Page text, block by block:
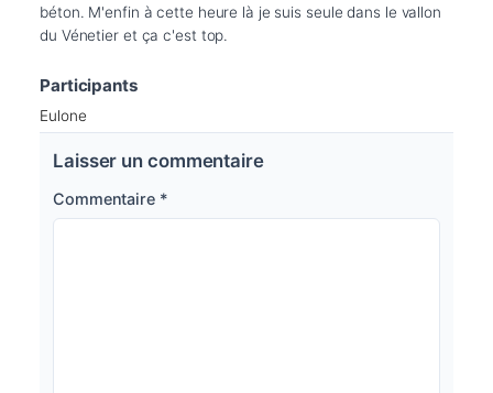
béton. M'enfin à cette heure là je suis seule dans le vallon
du Vénetier et ça c'est top.
Participants
Eulone
Laisser un commentaire
Commentaire *